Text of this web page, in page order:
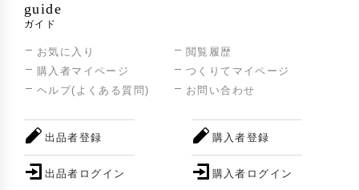
guide
ガイド
お気に入り
閲覧履歴
購入者マイページ
つくりてマイページ
ヘルプ(よくある質問)
お問い合わせ
出品者登録
出品者ログイン
購入者登録
購入者ログイン